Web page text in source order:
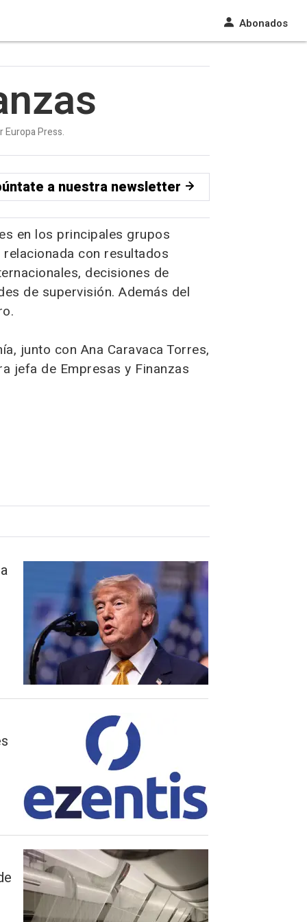
Abonados
Europa Press.
a nuestra newsletter
en los principales grupos
con resultados
decisiones de
de supervisión. Además del
junto con Ana Caravaca Torres,
jefa de Empresas y Finanzas